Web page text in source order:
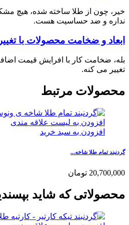
خیر، چون از طلا ساخته شده، هیچ
نداره و ضد حساسیت هست.
ابعاد و ضخامت محصولات با
بله، ضخامت کار با افرایش قیمت
تغییر می کنه.
محصولات مرتبط
افزودن به لیست علاقه مندی
افزودن به سبد خرید
گردنبند تمام طلا شاخه...
20,700,000 تومان
محصولاتی که شاید